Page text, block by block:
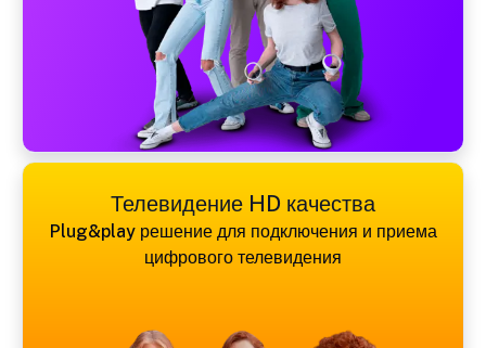
Телевидение HD качества
Plug&play решение для подключения и приема
цифрового телевидения